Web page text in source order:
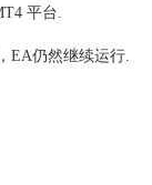
平台.
EA仍然继续运行.